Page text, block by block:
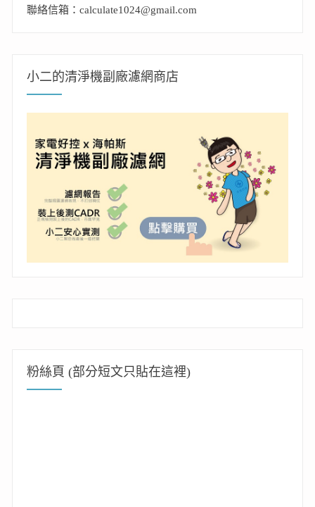
聯絡信箱：calculate1024@gmail.com
小二的清淨機副廠濾網商店
粉絲頁 (部分短文只貼在這裡)